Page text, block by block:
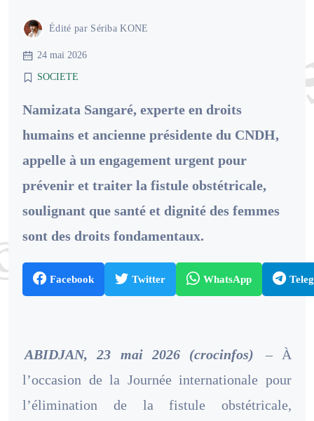
Édité par Sériba KONE
24 mai 2026
SOCIETE
Namizata Sangaré, experte en droits
humains et ancienne présidente du CNDH,
appelle à un engagement urgent pour
prévenir et traiter la fistule obstétricale,
soulignant que santé et dignité des femmes
sont des droits fondamentaux.
Facebook Twitter WhatsApp
ABIDJAN, 23 mai 2026 (crocinfos)
– À
l’occasion de la Journée internationale pour
l’élimination de la fistule obstétricale,